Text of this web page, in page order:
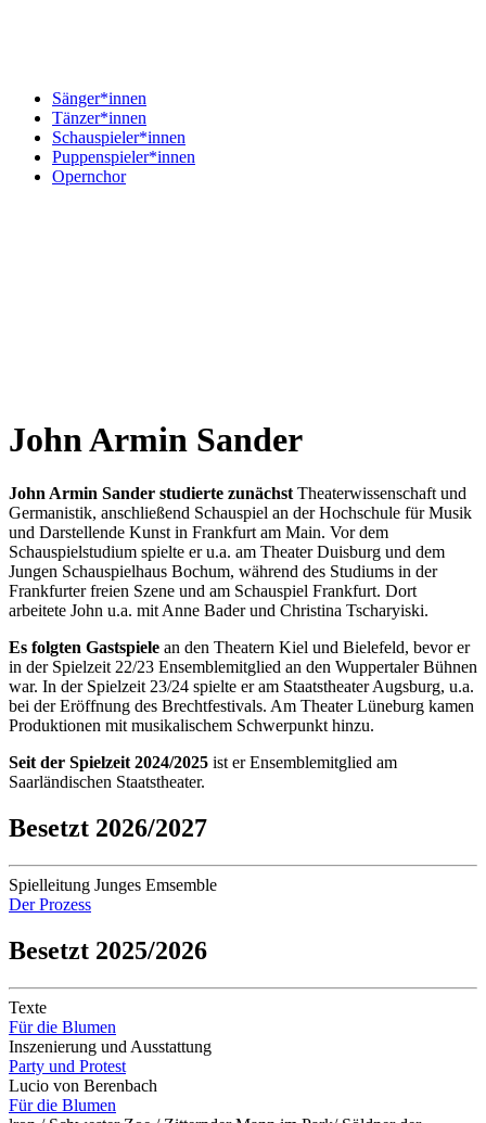
Sänger*innen
Tänzer*innen
Schauspieler*innen
Puppenspieler*innen
Opernchor
John Armin Sander
John Armin Sander studierte zunächst Theaterwissenschaft und
Germanistik, anschließend Schauspiel an der Hochschule für Musik
und Darstellende Kunst in Frankfurt am Main. Vor dem
Schauspielstudium spielte er u.a. am Theater Duisburg und dem
Jungen Schauspielhaus Bochum, während des Studiums in der
Frankfurter freien Szene und am Schauspiel Frankfurt. Dort
arbeitete John u.a. mit Anne Bader und Christina Tscharyiski.
Es folgten Gastspiele an den Theatern Kiel und Bielefeld, bevor er
in der Spielzeit 22/23 Ensemblemitglied an den Wuppertaler Bühnen
war. In der Spielzeit 23/24 spielte er am Staatstheater Augsburg, u.a.
bei der Eröffnung des Brechtfestivals. Am Theater Lüneburg kamen
Produktionen mit musikalischem Schwerpunkt hinzu.
Seit der Spielzeit 2024/2025 ist er Ensemblemitglied am
Saarländischen Staatstheater.
Besetzt 2026/2027
Spielleitung Junges Emsemble
Der Prozess
Besetzt 2025/2026
Texte
Für die Blumen
Inszenierung und Ausstattung
Party und Protest
Lucio von Berenbach
Für die Blumen